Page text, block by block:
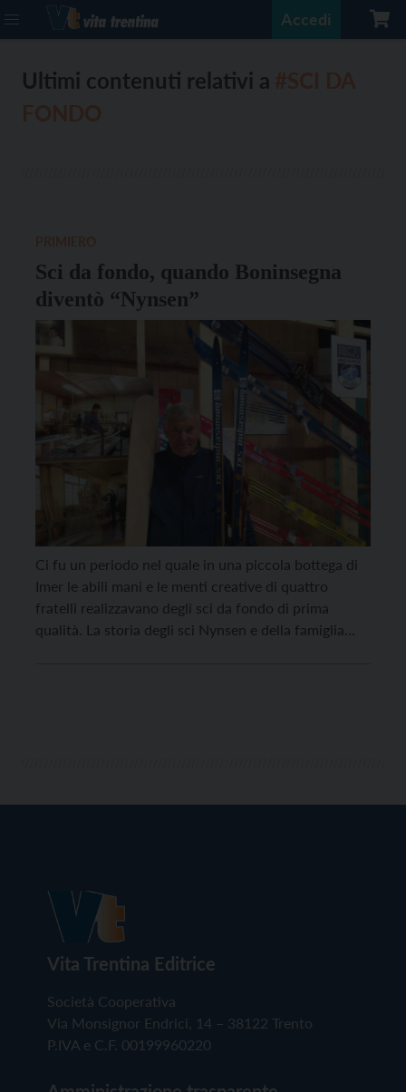
Accedi
Ultimi contenuti relativi a
Sci da fondo, quando Boninsegna
diventò “Nynsen”
Ci fu un periodo nel quale in una piccola bottega di
Imer le abili mani e le menti creative di quattro
fratelli realizzavano degli sci da fondo di prima
qualità. La storia degli sci Nynsen e della famiglia
Vita Trentina Editrice
Società Cooperativa
Via Monsignor Endrici, 14 – 38122 Trento
P.IVA e C.F. 00199960220